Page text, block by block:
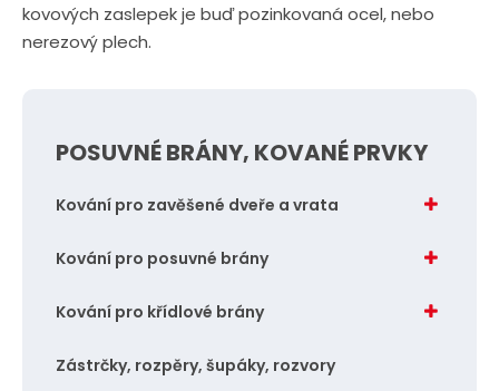
kovových zaslepek je buď pozinkovaná ocel, nebo
nerezový plech.
POSUVNÉ BRÁNY, KOVANÉ PRVKY
Kování pro zavěšené dveře a vrata
Kování pro posuvné brány
Kování pro křídlové brány
Zástrčky, rozpěry, šupáky, rozvory